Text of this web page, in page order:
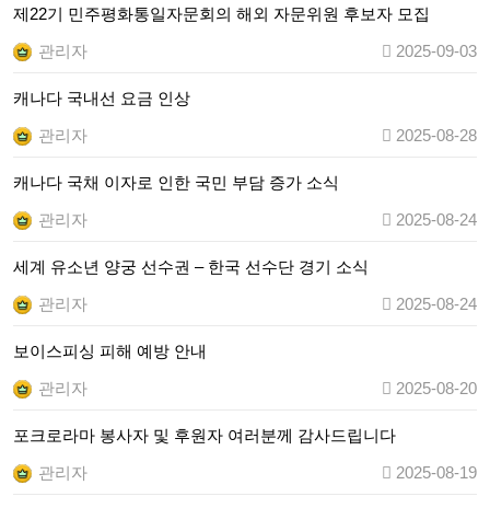
제22기 민주평화통일자문회의 해외 자문위원 후보자 모집
관리자
2025-09-03
캐나다 국내선 요금 인상
관리자
2025-08-28
캐나다 국채 이자로 인한 국민 부담 증가 소식
관리자
2025-08-24
세계 유소년 양궁 선수권 – 한국 선수단 경기 소식
관리자
2025-08-24
보이스피싱 피해 예방 안내
관리자
2025-08-20
포크로라마 봉사자 및 후원자 여러분께 감사드립니다
관리자
2025-08-19